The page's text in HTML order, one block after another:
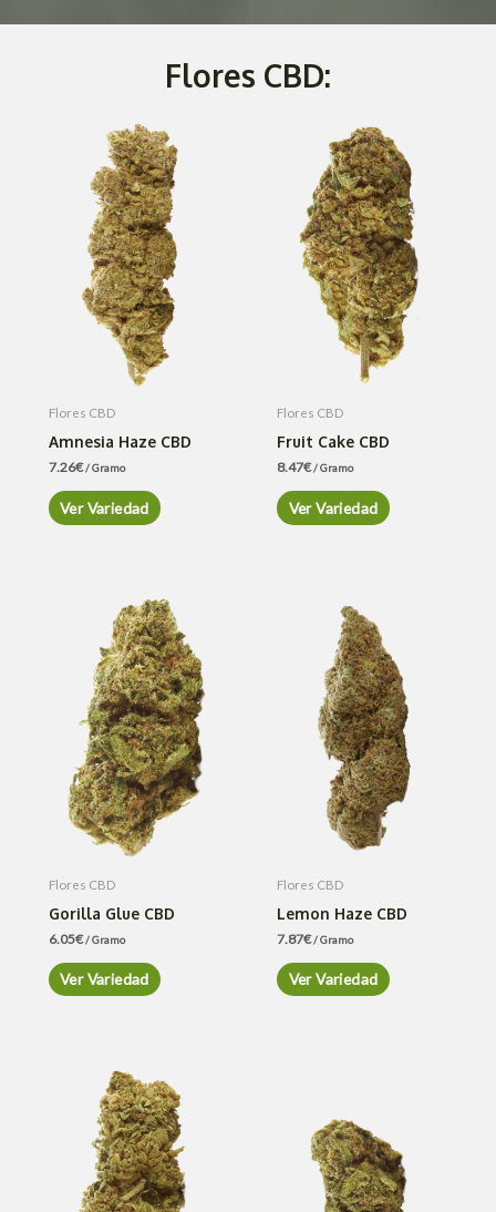
Flores CBD:
Flores CBD
Amnesia Haze CBD
7.26€/ Gramo
Ver Variedad
Flores CBD
Fruit Cake CBD
8.47€/ Gramo
Ver Variedad
Flores CBD
Gorilla Glue CBD
6.05€/ Gramo
Ver Variedad
Flores CBD
Lemon Haze CBD
7.87€/ Gramo
Ver Variedad